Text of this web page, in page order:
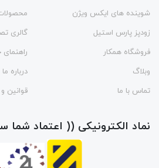
شوینده های ایکس ویژن
زودپز پارس استیل
گالری
فروشگاه همکار
وبلاگ
درباره ما
تماس با ما
قوانین
نماد الکترونیکی (( اعتماد